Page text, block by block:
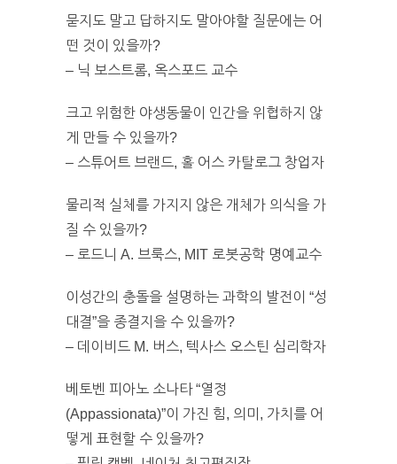
묻지도 말고 답하지도 말아야할 질문에는 어
떤 것이 있을까?
– 닉 보스트롬, 옥스포드 교수
크고 위험한 야생동물이 인간을 위협하지 않
게 만들 수 있을까?
– 스튜어트 브랜드, 홀 어스 카탈로그 창업자
물리적 실체를 가지지 않은 개체가 의식을 가
질 수 있을까?
– 로드니 A. 브룩스, MIT 로봇공학 명예교수
이성간의 충돌을 설명하는 과학의 발전이 “성
대결”을 종결지을 수 있을까?
– 데이비드 M. 버스, 텍사스 오스틴 심리학자
베토벤 피아노 소나타 “열정
(Appassionata)”이 가진 힘, 의미, 가치를 어
떻게 표현할 수 있을까?